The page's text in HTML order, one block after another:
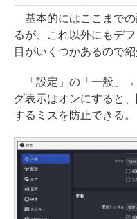
基本的にはここまでの
るが、これ以外にもデ
目がいくつかあるので紹
「設定」の「一般」→
グ表示はオンにすると
するミスを防止できる。